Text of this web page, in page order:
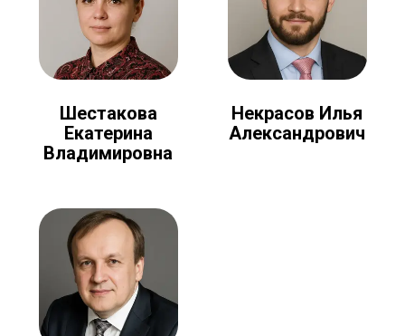
Шестакова
Екатерина
Владимировна
Некрасов Илья
Александрович